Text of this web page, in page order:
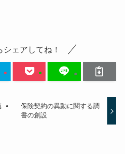
シェアしてね！
保険契約の異動に関する調
書の創設